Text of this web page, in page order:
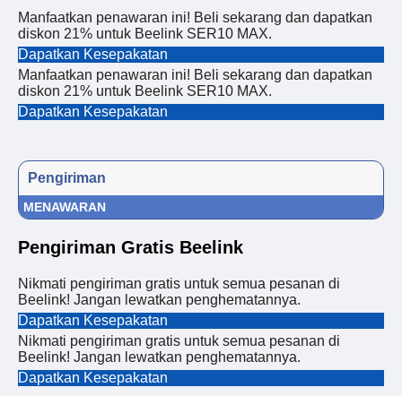
Manfaatkan penawaran ini! Beli sekarang dan dapatkan
diskon 21% untuk Beelink SER10 MAX.
Dapatkan Kesepakatan
Manfaatkan penawaran ini! Beli sekarang dan dapatkan
diskon 21% untuk Beelink SER10 MAX.
Dapatkan Kesepakatan
Pengiriman
MENAWARAN
Pengiriman Gratis Beelink
Nikmati pengiriman gratis untuk semua pesanan di
Beelink! Jangan lewatkan penghematannya.
Dapatkan Kesepakatan
Nikmati pengiriman gratis untuk semua pesanan di
Beelink! Jangan lewatkan penghematannya.
Dapatkan Kesepakatan